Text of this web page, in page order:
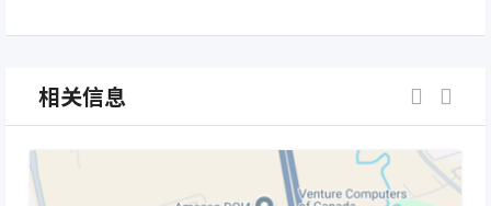
相关信息